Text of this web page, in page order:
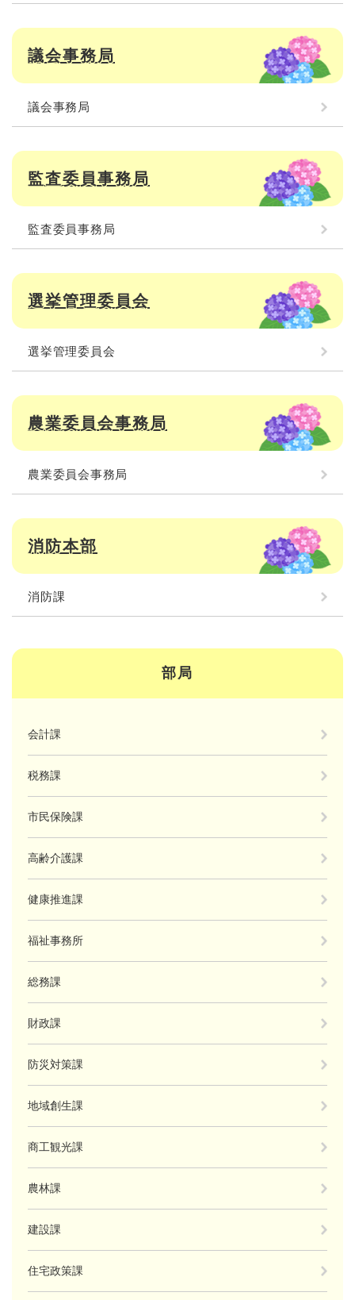
議会事務局
議会事務局
監査委員事務局
監査委員事務局
選挙管理委員会
選挙管理委員会
農業委員会事務局
農業委員会事務局
消防本部
消防課
部局
会計課
税務課
市民保険課
高齢介護課
健康推進課
福祉事務所
総務課
財政課
防災対策課
地域創生課
商工観光課
農林課
建設課
住宅政策課